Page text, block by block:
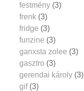
festmény (3)
frenk (3)
fridge (3)
funzine (3)
ganxsta zolee (3)
gasztro (3)
gerendai károly (3)
gif (3)